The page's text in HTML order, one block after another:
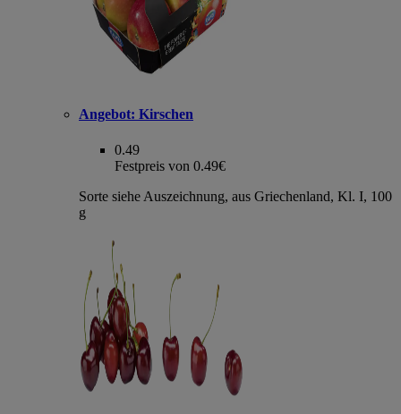
Angebot: Kirschen
0.49
Festpreis von 0.49€
Sorte siehe Auszeichnung, aus Griechenland, Kl. I, 100
g